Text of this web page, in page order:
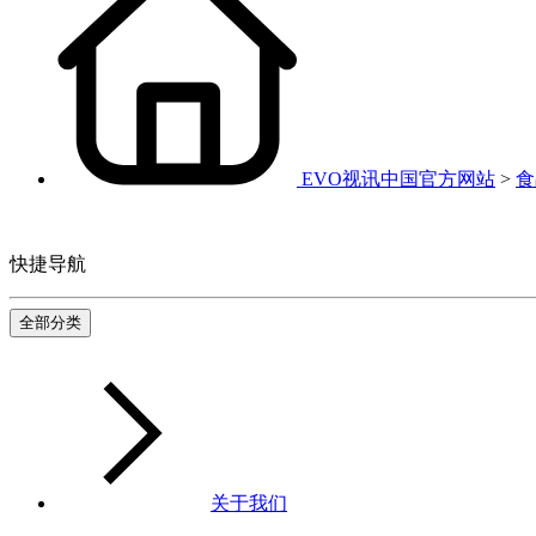
EVO视讯中国官方网站 >
快捷导航
全部分类
关于我们